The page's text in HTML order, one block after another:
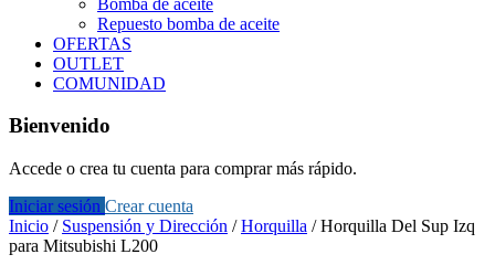
Repuesto bomba de aceite
OFERTAS
OUTLET
COMUNIDAD
Bienvenido
Accede o crea tu cuenta para comprar más rápido.
Iniciar sesión Crear cuenta
Inicio / Suspensión y Dirección /Horquilla /Horquilla Del Sup Izq
para Mitsubishi L200